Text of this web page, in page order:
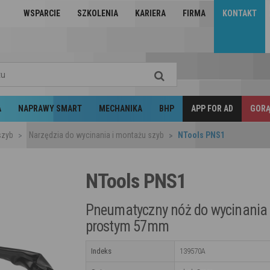
WSPARCIE SZKOLENIA KARIERA FIRMA KONTAKT
NAPRAWY SMART MECHANIKA BHP APP FOR AD
Narzędzia do wycinania i montażu szyb NTools PNS1
NTools PNS1
Pneumatyczny nóż do
prostym 57mm
Indeks 139570A